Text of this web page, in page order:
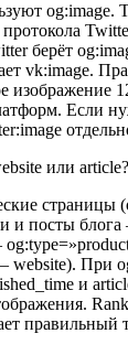
og:image.
берёт
vk:image.
изображение
Если
или article?
страницы
и посты
website). При
и
правильный